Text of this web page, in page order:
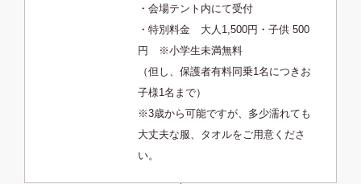
・会場テント内にて受付
・特別料金 大人1,500円・子供 500
円 ※小学生未満無料
（但し、保護者有料同乗1名につきお
子様1名まで）
※3歳から可能ですが、多少濡れても
大丈夫な服、タオルをご用意くださ
い。